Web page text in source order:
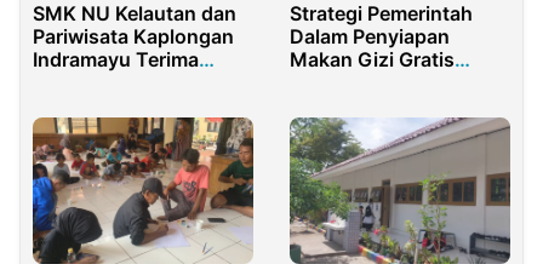
SMK NU Kelautan dan
Pariwisata Kaplongan
Indramayu Terima
Strategi Pemerintah
Dalam Penyiapan
Makan Gizi Gratis